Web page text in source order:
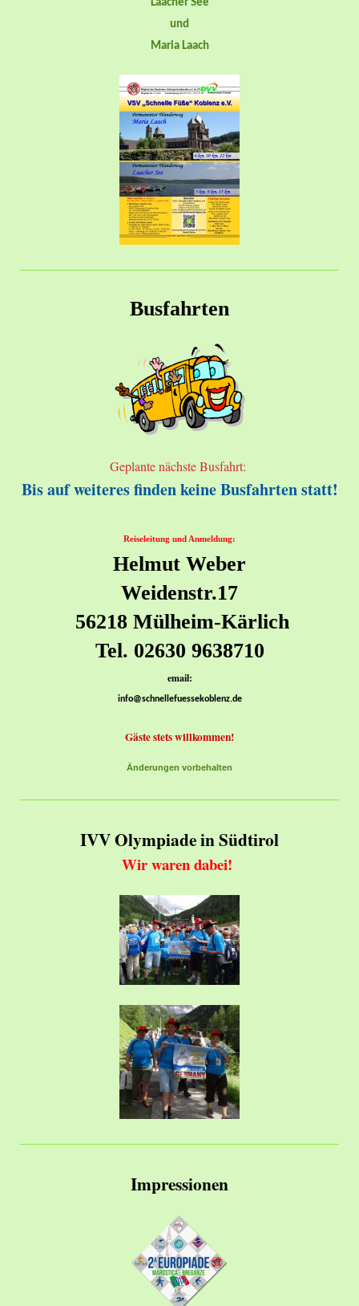
Laacher See
und
Maria Laach
Busfahrten
Geplante nächste Busfahrt:
Bis auf weiteres finden keine Busfahrten statt!
Reiseleitung und Anmeldung:
Helmut Weber
Weidenstr.17
56218 Mülheim-Kärlich
Tel. 02630 9638710
email:
info@schnellefuessekoblenz.de
Gäste stets willkommen!
Änderungen vorbehalten
IVV Olympiade in Südtirol
Wir waren dabei!
Impressionen